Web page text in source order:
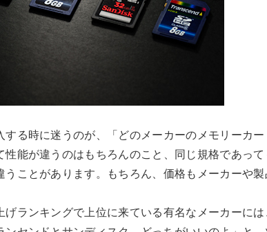
する時に迷うのが、「どのメーカーのメモリーカ
性能が違うのはもちろんのこと、同じ規格であっ
ことがあります。もちろん、価格もメーカーや製
げランキングで上位に来ている有名なメーカーに